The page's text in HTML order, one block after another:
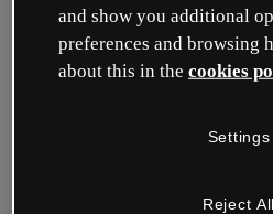
Crie a sua
Qual descreve
and show you additional
preferences and browsing
about this in the cookies
Settings
Reject All